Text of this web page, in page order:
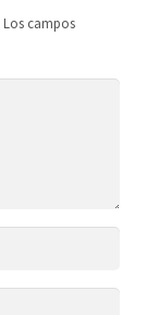
Los campos